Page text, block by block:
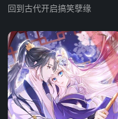
回到古代开启搞笑孽缘